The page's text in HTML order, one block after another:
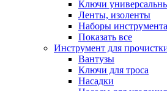
Ключи
Ленты, изоленты
Наборы инструмента
Показать все
Инструмент для
Вантузы
Ключи для троса
Насадки